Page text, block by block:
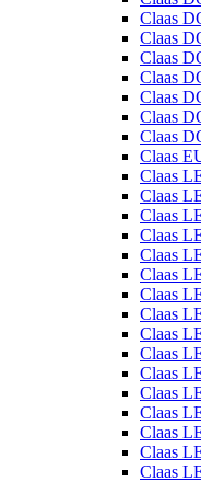
Claas
Claas
Claas
Claas
Claas
Claas
Claas
Claas
Claas
Claas
Claas
Claas
Claas
Claas
Claas
Claas
Claas
Claas
Claas
Claas
Claas
Claas
Claas
Claas